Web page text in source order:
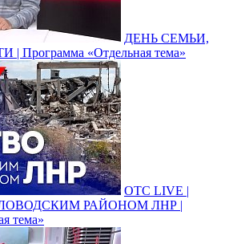
ДЕНЬ СЕМЬИ,
«Отдельная тема»
ОТС LIVE |
РАЙОНОМ ЛНР |
тема»